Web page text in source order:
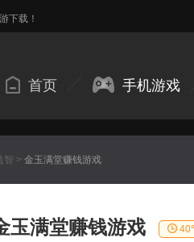
下载！
首页 手机游戏
智 > 金玉满堂赚钱游戏
玉满堂赚钱游戏